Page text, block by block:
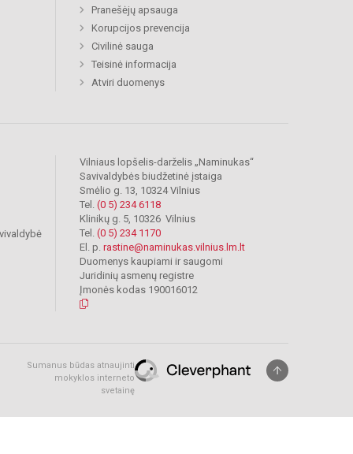
Pranešėjų apsauga
Korupcijos prevencija
Civilinė sauga
Teisinė informacija
Atviri duomenys
Vilniaus lopšelis-darželis „Naminukas“
Savivaldybės biudžetinė įstaiga
Smėlio g. 13, 10324 Vilnius
Tel. (0 5) 234 6118
Klinikų g. 5, 10326 Vilnius
Tel. (0 5) 234 1170
El. p. rastine@naminukas.vilnius.lm.lt
Duomenys kaupiami ir saugomi
Juridinių asmenų registre
Įmonės kodas 190016012
Sumanus būdas atnaujinti
mokyklos interneto
svetainę